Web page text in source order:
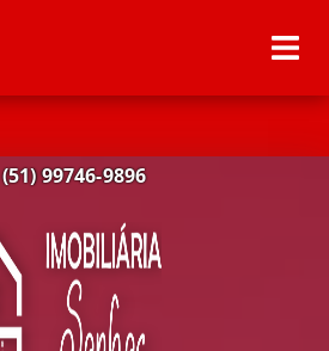
(51) 99746-9896